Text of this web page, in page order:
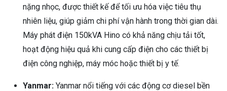
nặng nhọc, được thiết kế để tối ưu hóa việc tiêu thụ
nhiên liệu, giúp giảm chi phí vận hành trong thời gian dài.
Máy phát điện 150kVA Hino có khả năng chịu tải tốt,
hoạt động hiệu quả khi cung cấp điện cho các thiết bị
điện công nghiệp, máy móc hoặc thiết bị y tế.
Yanmar: Yanmar nổi tiếng với các động cơ diesel bền